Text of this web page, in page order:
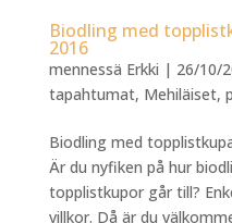
Biodling med
2016
mennessä Erkki | 26/10/
tapahtumat, Mehiläiset,
Biodling med
Är du nyfiken på hur
topplistkupor går till?
villkor. Då är du